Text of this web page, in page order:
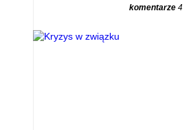
komentarze 4